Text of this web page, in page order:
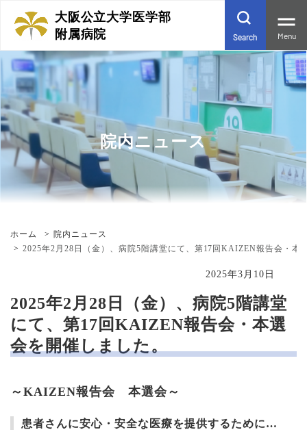
大阪公立大学医学部
附属病院
Search Menu
院内ニュース
ホーム
院内ニュース
2025年2月28日（金）、病院5階講堂にて、第17回KAIZEN報告会・本
2025年3月10日
2025年2月28日（金）、病院5階講堂
にて、第17回KAIZEN報告会・本選
会を開催しました。
～KAIZEN報告会 本選会～
患者さんに安心・安全な医療を提供するために…